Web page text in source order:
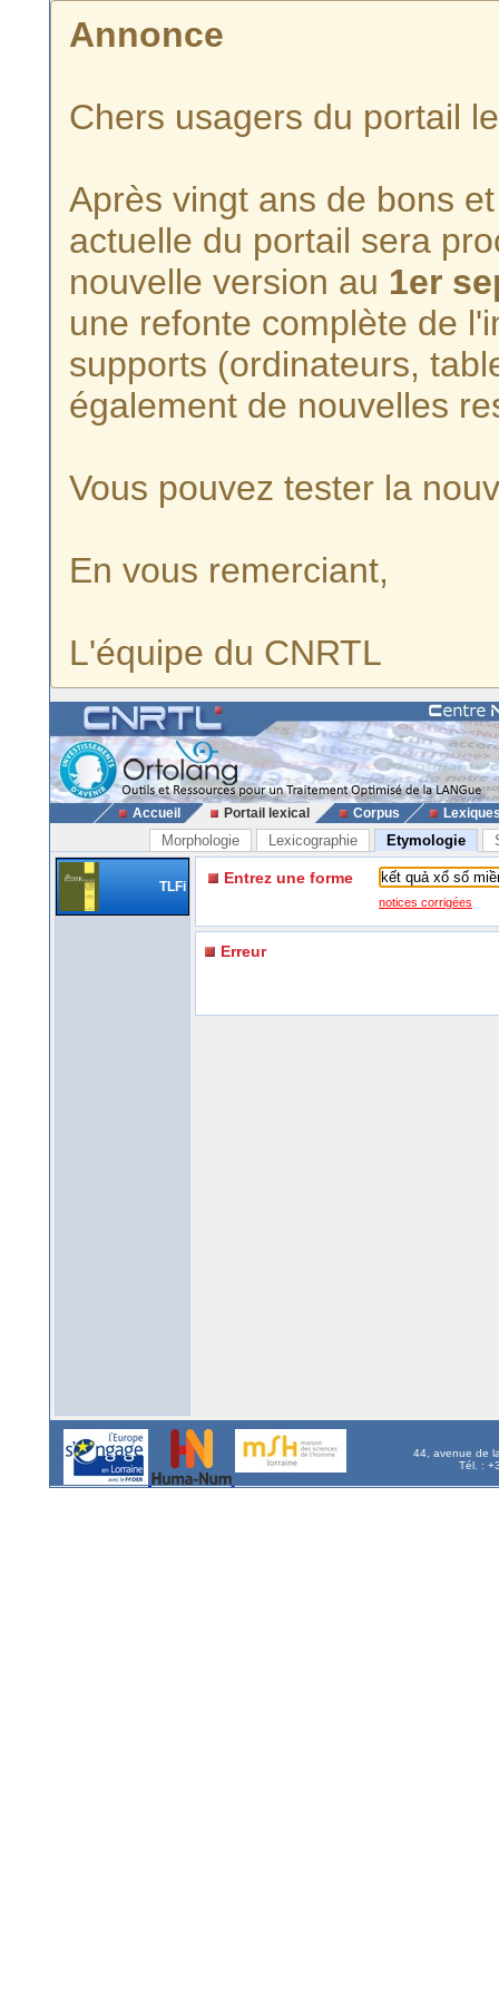
Annonce
Chers usagers du portail
Après vingt ans de bons
actuelle du portail sera
nouvelle version au 1er
une refonte complète de
supports (ordinateurs,
également de nouvelles
Vous pouvez tester la
En vous remerciant,
L'équipe du CNRTL
Accueil Portail lexical Corpus
Morphologie Lexicographie Etymologie
TLFi Entrez une forme
notices corrigées
Erreur
44, avenue de
Tél. :